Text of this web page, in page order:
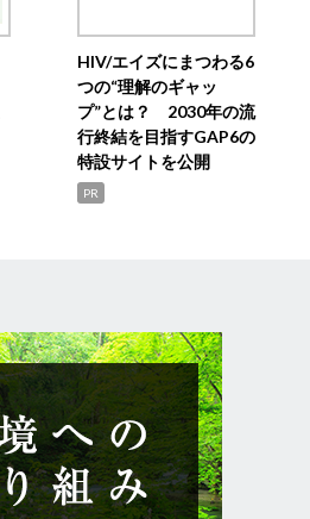
HIV/エイズにまつわる6
つの“理解のギャッ
プ”とは？ 2030年の流
行終結を目指すGAP6の
特設サイトを公開
PR